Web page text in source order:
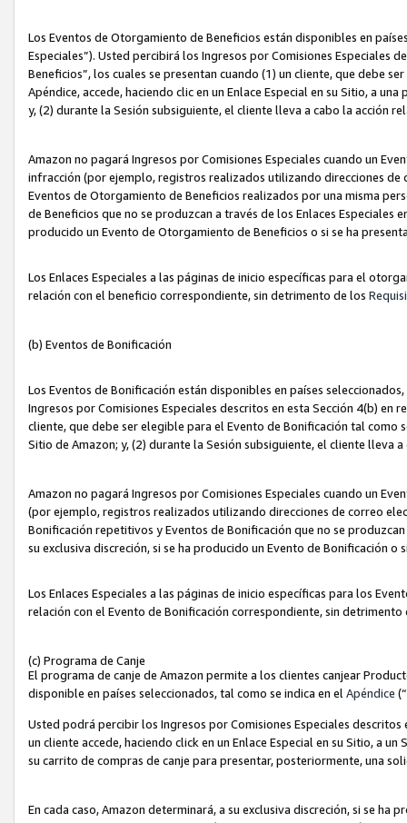
Los Eventos de Otorgamiento de Beneficios están disponibles en
Especiales”). Usted percibirá los Ingresos por Comisiones Especiales
Beneficios”, los cuales se presentan cuando (1) un cliente, que debe
Apéndice, accede, haciendo clic en un Enlace Especial en su Sitio, a
y, (2) durante la Sesión subsiguiente, el cliente lleva a cabo la acción
Amazon no pagará Ingresos por Comisiones Especiales cuando un
infracción (por ejemplo, registros realizados utilizando direcciones
Eventos de Otorgamiento de Beneficios realizados por una misma
de Beneficios que no se produzcan a través de los Enlaces Especiales
producido un Evento de Otorgamiento de Beneficios o si se ha
Los Enlaces Especiales a las páginas de inicio específicas para el
relación con el beneficio correspondiente, sin detrimento de los
(b) Eventos de Bonificación
Los Eventos de Bonificación están disponibles en países
Ingresos por Comisiones Especiales descritos en esta Sección 4(b) en
cliente, que debe ser elegible para el Evento de Bonificación tal como
Sitio de Amazon; y, (2) durante la Sesión subsiguiente, el cliente lleva
Amazon no pagará Ingresos por Comisiones Especiales cuando un
(por ejemplo, registros realizados utilizando direcciones de correo
Bonificación repetitivos y Eventos de Bonificación que no se
su exclusiva discreción, si se ha producido un Evento de Bonificación
Los Enlaces Especiales a las páginas de inicio específicas para los
relación con el Evento de Bonificación correspondiente, sin
(c) Programa de Canje
El programa de canje de Amazon permite a los clientes canjear
disponible en países seleccionados, tal como se indica en el Apéndice
Usted podrá percibir los Ingresos por Comisiones Especiales
un cliente accede, haciendo click en un Enlace Especial en su Sitio, a
su carrito de compras de canje para presentar, posteriormente, una
En cada caso, Amazon determinará, a su exclusiva discreción, si se